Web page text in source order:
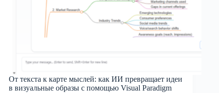
От текста к карте мыслей: как ИИ превращает идеи
в визуальные образы с помощью Visual Paradigm